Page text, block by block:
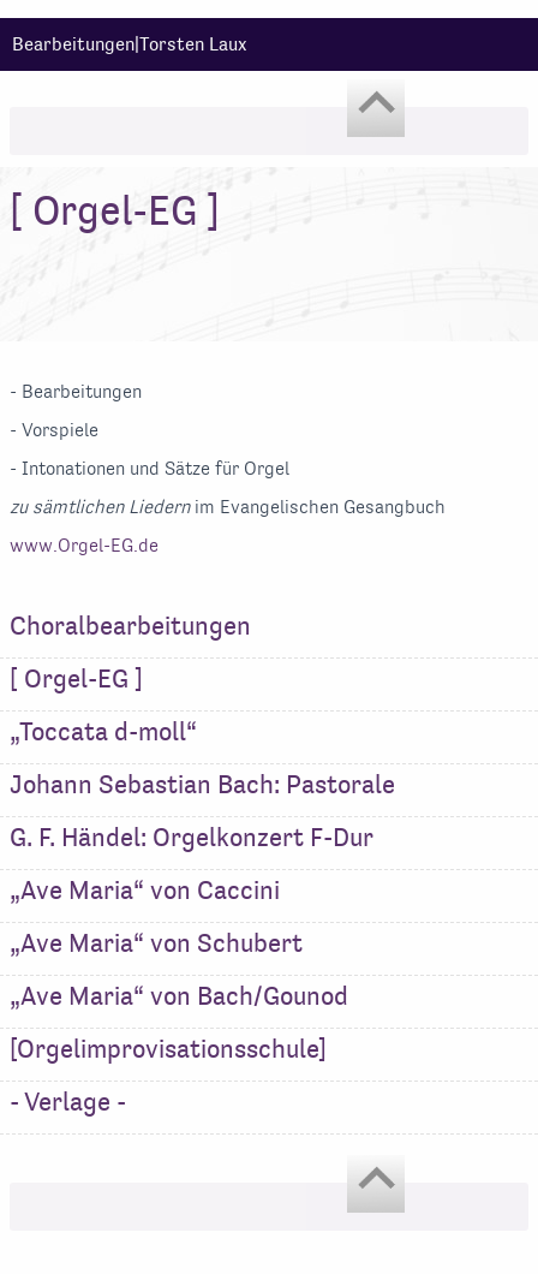
Bearbeitungen|Torsten Laux
[ Orgel-EG ]
- Bearbeitungen
- Vorspiele
- Intonationen und Sätze für Orgel
zu sämtlichen Liedernim Evangelischen Gesangbuch
www.Orgel-EG.de
Choralbearbeitungen
[ Orgel-EG ]
„Toccata d-moll“
Johann Sebastian Bach: Pastorale
G. F. Händel: Orgelkonzert F-Dur
„Ave Maria“ von Caccini
„Ave Maria“ von Schubert
„Ave Maria“ von Bach/Gounod
[Orgelimprovisationsschule]
- Verlage -